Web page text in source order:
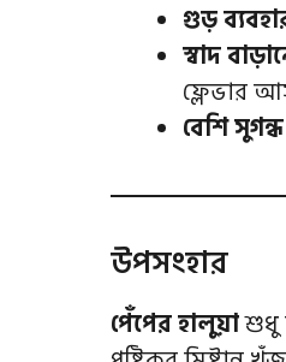
গুড়
স্বাদ
ফ্লেভার
বেশি
উপসংহার
পেঁপের হালুয়াশুধু